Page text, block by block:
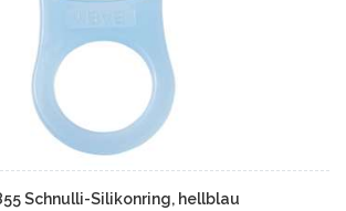
Schnulli-Silikonring, hellblau